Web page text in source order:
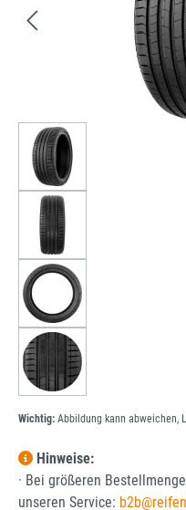
Wichtig: Abbildung kann abweichen,
Hinweise:
· Bei größeren
unseren Service: